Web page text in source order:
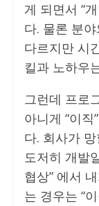
게 되면서 “
다. 물론 분
다르지만 시
킬과 노하우
그런데 프로
아니게 “이
다. 회사가
도저히 개발
협상” 에서
는 경우는 “